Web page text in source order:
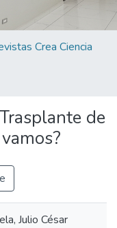
Crea Ciencia
de
Julio César